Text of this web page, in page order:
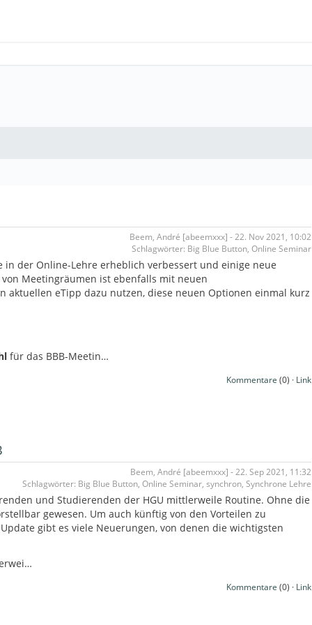
Beem, André [abeemxxx] - 22. Nov 2021, 10:02
Schlagwörter: Big Blue Button, Online Seminar
in der Online-Lehre erheblich verbessert und einige neue
Meetingräumen ist ebenfalls mit neuen
eTipp dazu nutzen, diese neuen Optionen einmal kurz
für das BBB-Meetin…
Kommentare (0) · Link
Beem, André [abeemxxx] - 22. Sep 2021, 11:32
Schlagwörter: Big Blue Button, Online Seminar, synchron, Synchrone Lehre
und Studierenden der HGU mittlerweile Routine. Ohne die
gewesen. Um auch künftig von den Vorteilen zu
gibt es viele Neuerungen, von denen die wichtigsten
Kommentare (0) · Link